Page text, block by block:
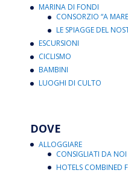
MARINA DI FONDI
CONSORZIO “A
LE SPIAGGE DEL
ESCURSIONI
CICLISMO
BAMBINI
LUOGHI DI CULTO
DOVE
ALLOGGIARE
CONSIGLIATI DA NOI
HOTELS COMBINED